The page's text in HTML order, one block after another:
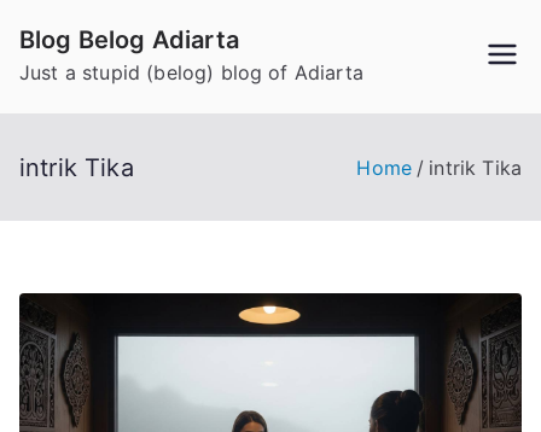
content
Blog Belog Adiarta
Just a stupid (belog) blog of Adiarta
intrik Tika Home intrik Tika